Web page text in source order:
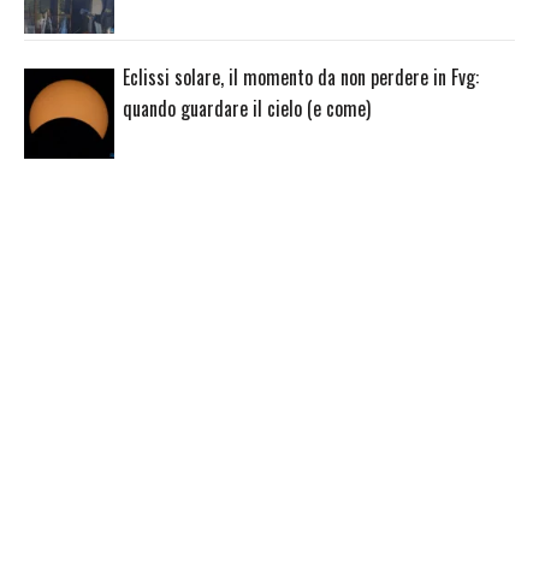
Eclissi solare, il momento da non perdere in Fvg:
quando guardare il cielo (e come)